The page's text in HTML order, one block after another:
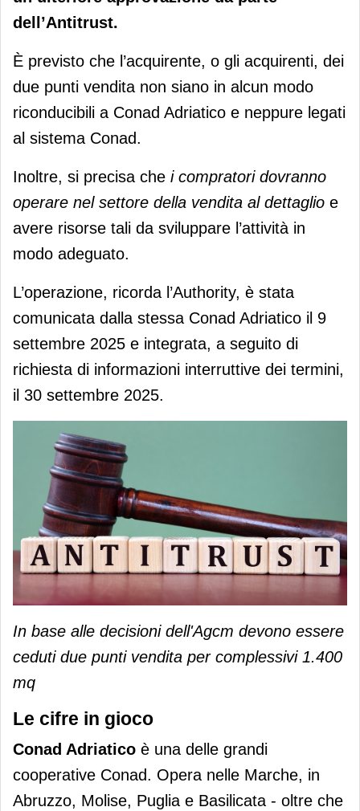
dell’Antitrust.
È previsto che l’acquirente, o gli acquirenti, dei
due punti vendita non siano in alcun modo
riconducibili a Conad Adriatico e neppure legati
al sistema Conad.
Inoltre, si precisa che i compratori dovranno
operare nel settore della vendita al dettaglio e
avere risorse tali da sviluppare l’attività in
modo adeguato.
L’operazione, ricorda l’Authority, è stata
comunicata dalla stessa Conad Adriatico il 9
settembre 2025 e integrata, a seguito di
richiesta di informazioni interruttive dei termini,
il 30 settembre 2025.
In base alle decisioni dell'Agcm devono essere
ceduti due punti vendita per complessivi 1.400
mq
Le cifre in gioco
Conad Adriatico è una delle grandi
cooperative Conad. Opera nelle Marche, in
Abruzzo, Molise, Puglia e Basilicata - oltre che